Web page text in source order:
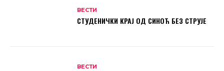
ВЕСТИ
СТУДЕНИЧКИ КРАЈ ОД СИНОЋ БЕЗ СТРУЈЕ
ВЕСТИ